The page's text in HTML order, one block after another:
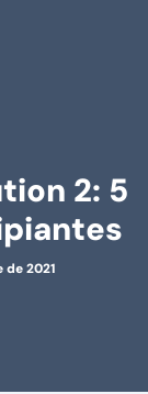
2: 5
de 2021